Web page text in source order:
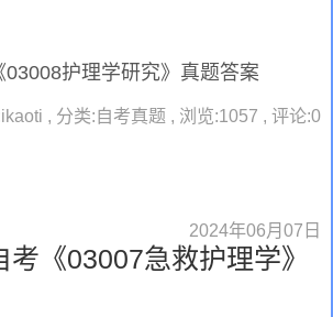
护理学研究》真题答案
, 分类:自考真题 , 浏览:1057 , 评论:0
2024年06月07日
《03007急救护理学》